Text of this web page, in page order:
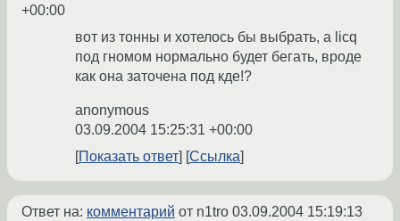
+00:00
вот из тонны и хотелось бы выбрать, а licq
под гномом нормально будет бегать, вроде
как она заточена под кде!?
anonymous
03.09.2004 15:25:31 +00:00
Показать ответ
Ссылка
Ответ на: комментарий от n1tro 03.09.2004 15:19:13